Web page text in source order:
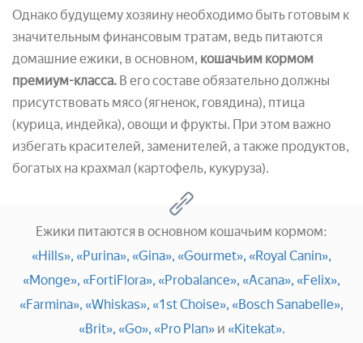
Однако будущему хозяину необходимо быть готовым к
значительным финансовым тратам, ведь питаются
домашние ежики, в основном, кошачьим кормом
премиум-класса. В его составе обязательно должны
присутствовать мясо (ягненок, говядина), птица
(курица, индейка), овощи и фрукты. При этом важно
избегать красителей, заменителей, а также продуктов,
богатых на крахмал (картофель, кукуруза).
Ежики питаются в основном кошачьим кормом:
«Hills», «Purina», «Gina», «Gourmet», «Royal Canin»,
«Monge», «FortiFlora», «Probalance», «Acana», «Felix»,
«Farmina», «Whiskas», «1st Choise», «Bosch Sanabelle»,
«Brit», «Go», «Pro Plan»и «Kitekat».